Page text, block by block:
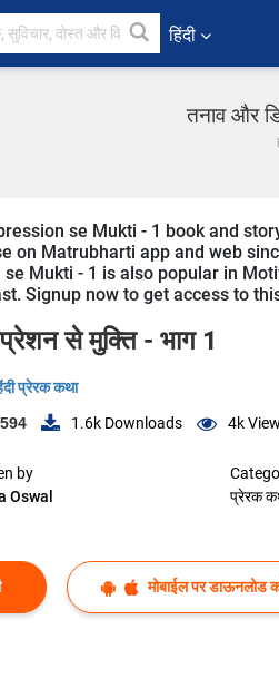
हिंदी
तनाव और
se Mukti - 1 book and
on Matrubharti app and web
se Mukti - 1 is also popular in
Signup now to get access to
से मुक्ति - भाग 1
प्रेरक कथा
594 1.6k Downloads 4k
by
Oswal
प्रेरक
मोबाईल पर डाऊनलोड